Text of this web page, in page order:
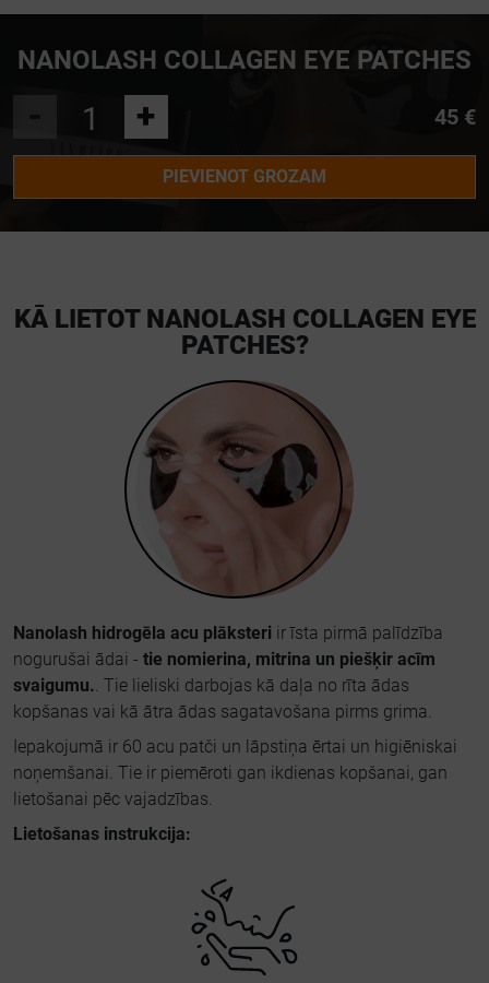
NANOLASH COLLAGEN EYE PATCHES
+ 45 €
PIEVIENOT GROZAM
KĀ LIETOT NANOLASH COLLAGEN EYE
PATCHES?
Nanolash hidrogēla acu plāksteri ir īsta pirmā palīdzība
nogurušai ādai - tie nomierina, mitrina un piešķir acīm
svaigumu. . Tie lieliski darbojas kā daļa no rīta ādas
kopšanas vai kā ātra ādas sagatavošana pirms grima.
Iepakojumā ir 60 acu patči un lāpstiņa ērtai un higiēniskai
noņemšanai. Tie ir piemēroti gan ikdienas kopšanai, gan
lietošanai pēc vajadzības.
Lietošanas instrukcija: